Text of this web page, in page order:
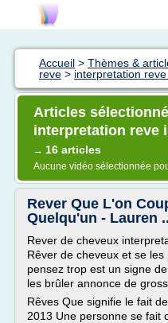
Accueil > Thèmes &
reve > interpretation
Articles
interpretation reve
→ 16 articles
Aucune vidéo sélectionnée
Rever Que L'on
Quelqu'un - Lauren
Rever de cheveux
Rêver de cheveux et se
pensez trop est un signe
les brûler annonce de
Rêves Que signifie le fait
2013 Une personne se fait